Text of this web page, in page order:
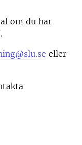
om du har
eller